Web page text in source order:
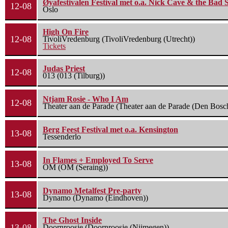
12-08
Øyafestivalen Festival met o.a. Nick Cave & the Bad
Oslo
12-08
High On Fire
TivoliVredenburg (TivoliVredenburg (Utrecht))
Tickets
12-08
Judas Priest
013 (013 (Tilburg))
12-08
Ntjam Rosie - Who I Am
Theater aan de Parade (Theater aan de Parade (Den
13-08
Berg Feest Festival met o.a. Kensington
Tessenderlo
13-08
In Flames + Employed To Serve
OM (OM (Seraing))
13-08
Dynamo Metalfest Pre-party
Dynamo (Dynamo (Eindhoven))
The Ghost Inside